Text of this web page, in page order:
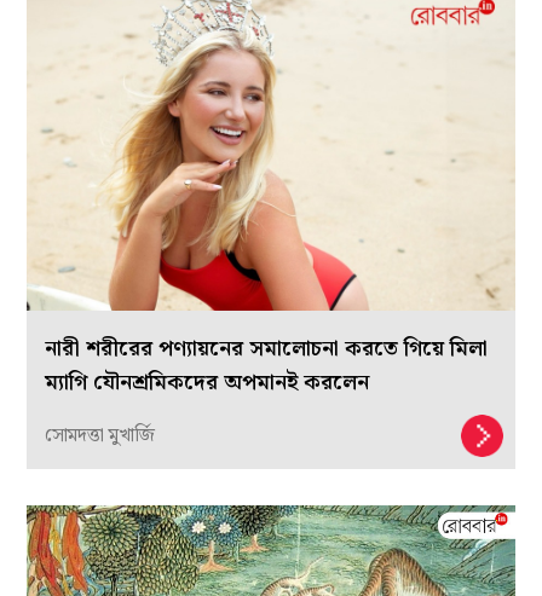
নারী শরীরের পণ্যায়নের সমালোচনা করতে গিয়ে মিলা
ম্যাগি যৌনশ্রমিকদের অপমানই করলেন
সোমদত্তা মুখার্জি